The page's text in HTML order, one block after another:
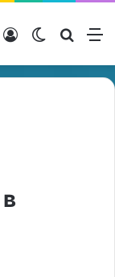
Switch skin
Войти